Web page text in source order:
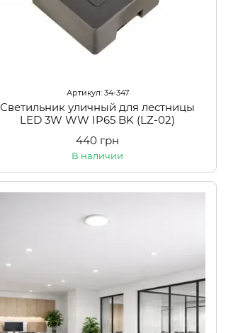
Артикул: 34-347
Светильник уличный для лестницы
LED 3W WW IP65 BK (LZ-02)
440 грн
В наличии